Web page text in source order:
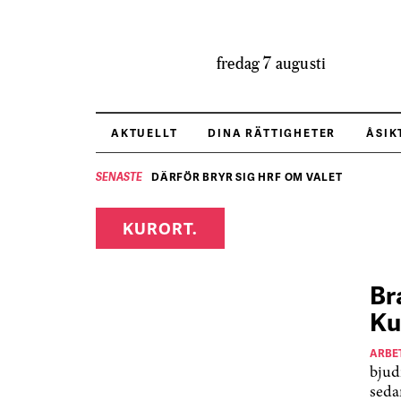
fredag 7 augusti
AKTUELLT DINA RÄTTIGHETER
SENASTE DÄRFÖR BRYR SIG HRF OM VALET
KURORT.